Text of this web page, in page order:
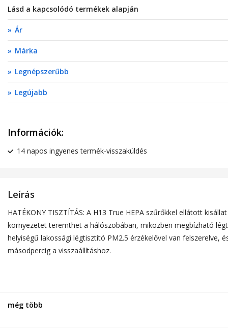
Információk:
14 napos ingyenes termék-visszaküldés
Lásd a kapcsolódó termékek alapján
Ár
Márka
Legnépszerűbb
Legújabb
Leírás
HATÉKONY TISZTÍTÁS: A H13 True HEPA szűrőkkel ellátott
környezetet teremthet a hálószobában, miközben megbízható
helyiségű lakossági légtisztító PM2.5 érzékelővel van felszerelve,
másodpercig a visszaállításhoz.
még több